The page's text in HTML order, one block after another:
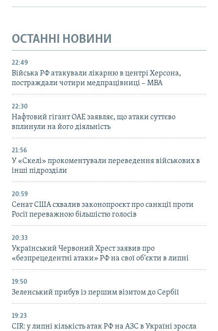
ОСТАННІ НОВИНИ
22:49
Війська РФ атакували лікарню в центрі Херсона,
постраждали чотири медпрацівниці – МВА
22:30
Нафтовий гігант ОАЕ заявляє, що атаки суттєво
вплинули на його діяльність
21:56
У «Скелі» прокоментували переведення військових в
інші підрозділи
20:59
Cенат США схвалив законопроєкт про санкції проти
Росії переважною більшістю голосів
20:33
Український Червоний Хрест заявив про
«безпрецедентні атаки» РФ на свої об’єкти в липні
19:50
Зеленський прибув із першим візитом до Сербії
19:23
CIR: у липні кількість атак РФ на АЗС в Україні зросла